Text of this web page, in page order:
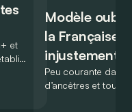
et
?
Modèle
la Française
injustement
Peu courante dans
d’ancêtres et